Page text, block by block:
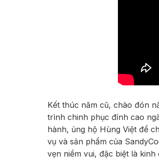
Kết thúc năm cũ, chào đón
trình chinh phục đỉnh cao
hành, ủng hộ Hùng Việt để
vụ và sản phẩm của
vẹn niềm vui, đặc biệt là